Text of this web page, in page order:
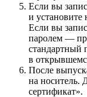
Если вы
и установите
Если вы
паролем —
стандартный
в
После
на носитель.
сертификат».